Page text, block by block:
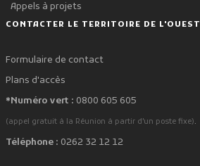
Appels à projets
CONTACTER LE TERRITOIRE DE L'OUEST
Formulaire de contact
Plans d'accès
*Numéro vert : 0800 605 605
(appel gratuit à la Réunion à partir d'un poste fixe).
Téléphone : 0262 32 12 12